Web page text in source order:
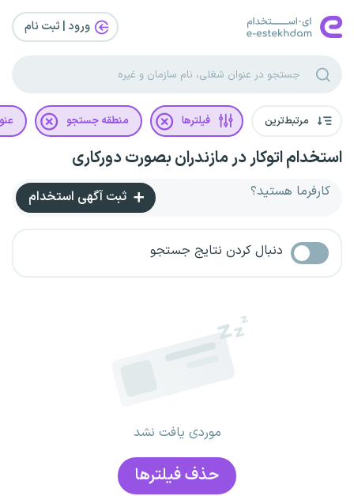
ورود | ثبت‌ نام
مرتبط‌ترین فیلترها منطقه جستجو
استخدام اتوکار در مازندران بصورت دورکاری
کارفرما هستید؟ ثبت آگهی استخدام
دنبال کردن نتایج جستجو
موردی یافت نشد
حذف فیلتر‌ها